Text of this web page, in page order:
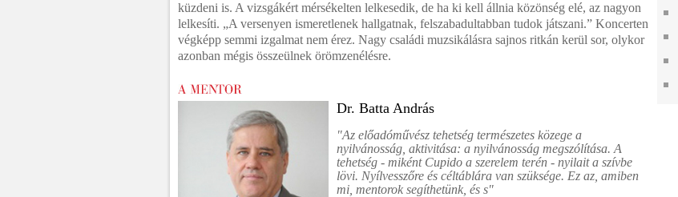
küzdeni is. A vizsgákért mérsékelten lelkesedik, de ha ki kell állnia közönség elé, az nagyon
lelkesíti. „A versenyen ismeretlenek hallgatnak, felszabadultabban tudok játszani.” Koncerten
végképp semmi izgalmat nem érez. Nagy családi muzsikálásra sajnos ritkán kerül sor, olykor
azonban mégis összeülnek örömzenélésre.
Dr. Batta András
"Az előadóművész tehetség természetes közege a
nyilvánosság, aktivitása: a nyilvánosság megszólítása. A
tehetség - miként Cupido a szerelem terén - nyilait a szívbe
lövi. Nyílvesszőre és céltáblára van szüksége. Ez az, amiben
mi, mentorok segíthetünk, és s"